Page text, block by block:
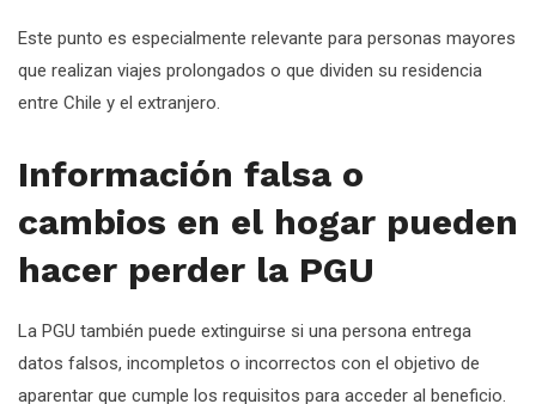
Este punto es especialmente relevante para personas mayores
que realizan viajes prolongados o que dividen su residencia
entre Chile y el extranjero.
Información falsa o
cambios en el hogar pueden
hacer perder la PGU
La PGU también puede extinguirse si una persona entrega
datos falsos, incompletos o incorrectos con el objetivo de
aparentar que cumple los requisitos para acceder al beneficio.